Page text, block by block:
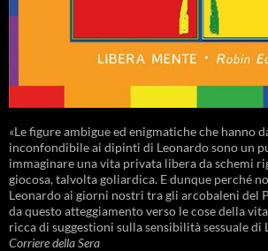
«Le figure ambigue ed enigmatiche che hanno
inconfondibile ai dipinti di Leonardo sono un
immaginare una vita privata libera da schemi
giocosa, talvolta goliardica. E dunque perché
Leonardo ai giorni nostri tra gli arcobaleni del
da questo atteggiamento verso le cose della
ricca di suggestioni sulla sensibilità sessuale di
Corriere della Sera